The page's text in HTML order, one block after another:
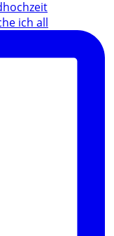
ich all